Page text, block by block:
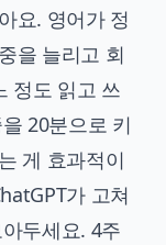
요. 영어가 정
을 늘리고 회
정도 읽고 쓰
20분으로 키
게 효과적이
가 고쳐
두세요. 4주